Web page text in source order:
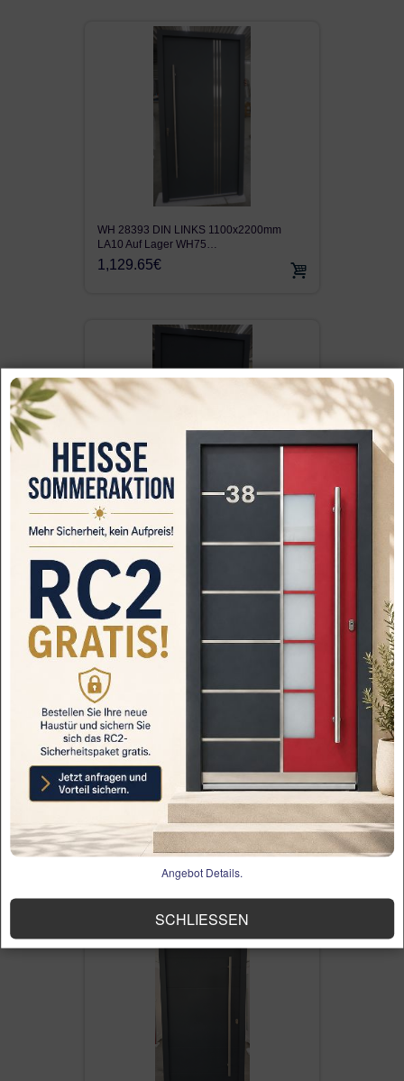
WH 28393 DIN LINKS 1100x2200mm
LA10 Auf Lager WH75…
1,129.65€
WH 29495 DIN LINKS 1100x2150mm
LA81 Auf Lager WH75…
1,119.65€
WH 30606 DIN RECHTS 1000x2100mm
GF12 Auf Lager WH7…
1,334.00€
Angebot Details.
SCHLIESSEN